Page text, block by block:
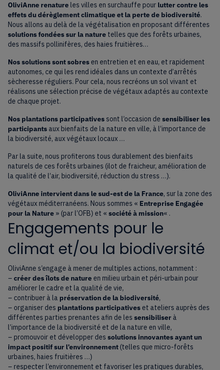
OliviAnne renatureles villes en surchauffe pour lutter contre les
effets du dérèglement climatique et la perte de biodiversité.
Nous allons au delà de la végétalisation en proposant différentes
solutions fondées sur la nature telles que des forêts urbaines,
des massifs pollinifères, des haies fruitières…
Nos solutions sont sobres en entretien et en eau, et rapidement
autonomes, ce qui les rend idéales dans un contexte d’arrêtés
sècheresse réguliers. Pour cela, nous recréons un sol vivant et
réalisons une sélection précise de végétaux adaptés au contexte
de chaque projet.
Nos plantations participativessont l’occasion de sensibiliser les
participants aux bienfaits de la nature en ville, à l’importance de
la biodiversité, aux végétaux locaux …
Par la suite, nous profiterons tous durablement des bienfaits
naturels de ces forêts urbaines (ilot de fraicheur, amélioration de
la qualité de l’air, biodiversité, réduction du stress …).
OliviAnne intervient dans le sud-est de la France, sur la zone des
végétaux méditerranéens. Nous sommes « Entreprise Engagée
pour la Nature » (par l’OFB) et « société à mission« .
Engagements pour le
climat et/ou la biodiversité
OliviAnne s’engage à mener de multiples actions, notamment :
– créer des îlots de nature en milieu urbain et péri-urbain pour
améliorer le cadre et la qualité de vie,
– contribuer à la préservation de la biodiversité,
– organiser des plantations participatives et ateliers auprès des
différentes parties prenantes afin de les sensibiliser à
l’importance de la biodiversité et de la nature en ville,
– promouvoir et développer des solutions innovantes ayant un
impact positif sur l’environnement (telles que micro-forêts
urbaines, haies fruitières …)
– respecter l’environnement et favoriser les pratiques durables,